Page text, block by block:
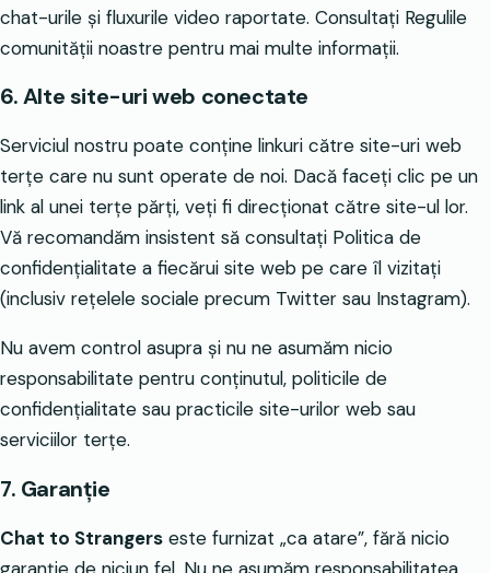
chat-urile și fluxurile video raportate. Consultați Regulile
comunității noastre pentru mai multe informații.
6. Alte site-uri web conectate
Serviciul nostru poate conține linkuri către site-uri web
terțe care nu sunt operate de noi. Dacă faceți clic pe un
link al unei terțe părți, veți fi direcționat către site-ul lor.
Vă recomandăm insistent să consultați Politica de
confidențialitate a fiecărui site web pe care îl vizitați
(inclusiv rețelele sociale precum Twitter sau Instagram).
Nu avem control asupra și nu ne asumăm nicio
responsabilitate pentru conținutul, politicile de
confidențialitate sau practicile site-urilor web sau
serviciilor terțe.
7. Garanție
Chat to Strangers este furnizat „ca atare”, fără nicio